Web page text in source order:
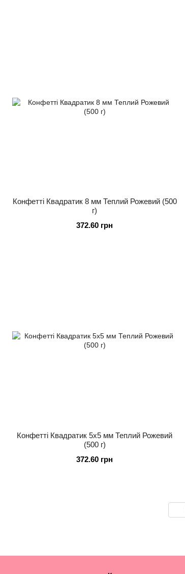
Конфетті Квадратик 8 мм Теплий Рожевий (500
г)
372.60 грн
Конфетті Квадратик 5х5 мм Теплий Рожевий
(500 г)
372.60 грн